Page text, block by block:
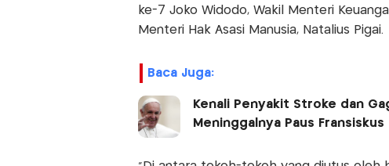
ke-7 Joko Widodo, Wakil Menteri
Menteri Hak Asasi Manusia, Natalius Pigai.
Baca Juga:
Kenali Penyakit Stroke dan
Meninggalnya Paus Fransiskus